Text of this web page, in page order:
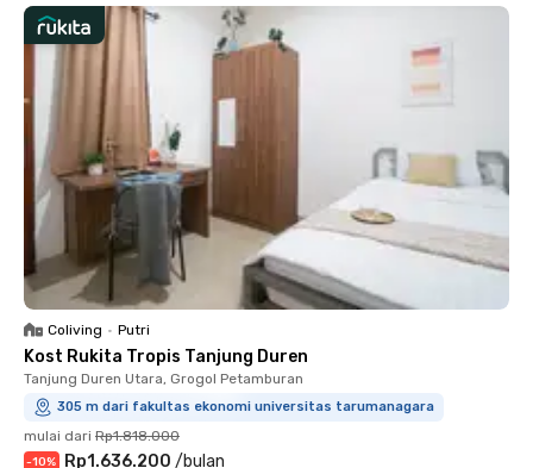
Coliving • Putri
Kost Rukita Tropis Tanjung Duren
Tanjung Duren Utara, Grogol Petamburan
305 m dari fakultas ekonomi universitas tarumanagara
mulai dari Rp1.818.000
-10% Rp1.636.200 /bulan